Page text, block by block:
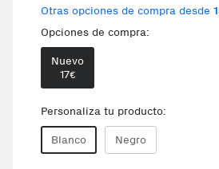
Otras opciones de compra desde
Opciones de compra:
Nuevo
17€
Personaliza tu producto:
Blanco Negro